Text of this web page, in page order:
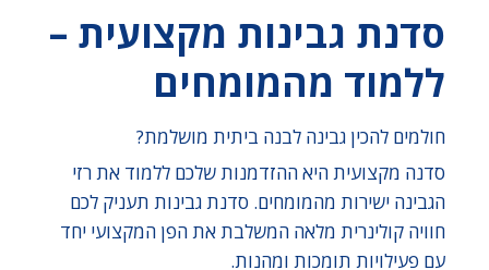
סדנת גבינות מקצועית –
ללמוד מהמומחים
חולמים להכין גבינה לבנה ביתית מושלמת?
סדנה מקצועית היא ההזדמנות שלכם ללמוד את רזי
הגבינה ישירות מהמומחים. סדנת גבינות תעניק לכם
חוויה קולינרית מלאה המשלבת את הפן המקצועי יחד
עם פעילויות תומכות ומהנות.